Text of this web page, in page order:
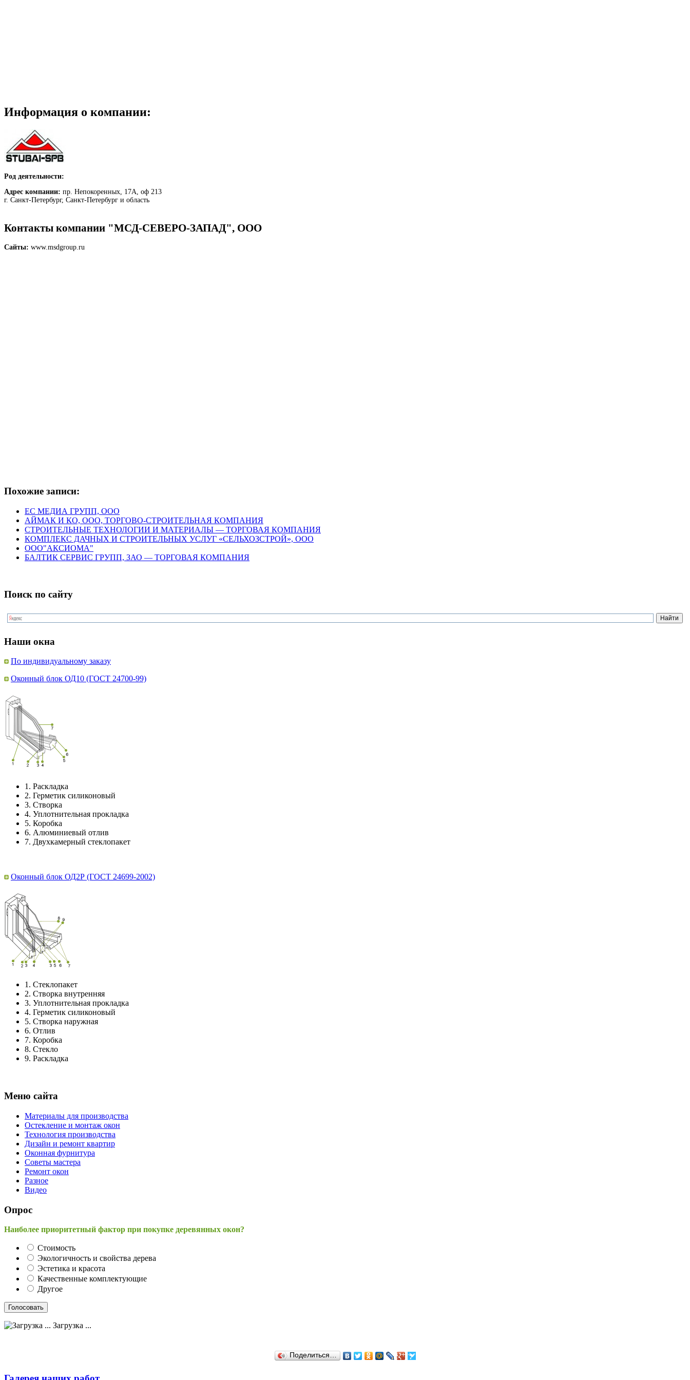
Информация о компании:
Род деятельности:
Адрес компании: пр. Непокоренных, 17А, оф 213
г. Санкт-Петербург, Санкт-Петербург и область
Контакты компании "МСД-СЕВЕРО-ЗАПАД", ООО
Сайты: www.msdgroup.ru
Похожие записи:
ЕС МЕДИА ГРУПП, ООО
АЙМАК И КО, ООО, ТОРГОВО-СТРОИТЕЛЬНАЯ КОМПАНИЯ
СТРОИТЕЛЬНЫЕ ТЕХНОЛОГИИ И МАТЕРИАЛЫ — ТОРГОВАЯ КОМПАНИЯ
КОМПЛЕКС ДАЧНЫХ И СТРОИТЕЛЬНЫХ УСЛУГ «СЕЛЬХОЗСТРОЙ», ООО
ООО"АКСИОМА"
БАЛТИК СЕРВИС ГРУПП, ЗАО — ТОРГОВАЯ КОМПАНИЯ
Поиск по сайту
Наши окна
По индивидуальному заказу
Оконный блок ОД10 (ГОСТ 24700-99)
1. Раскладка
2. Герметик силиконовый
3. Створка
4. Уплотнительная прокладка
5. Коробка
6. Алюминиевый отлив
7. Двухкамерный стеклопакет
Оконный блок ОД2Р (ГОСТ 24699-2002)
1. Стеклопакет
2. Створка внутренняя
3. Уплотнительная прокладка
4. Герметик силиконовый
5. Створка наружная
6. Отлив
7. Коробка
8. Стекло
9. Раскладка
Меню сайта
Материалы для производства
Остекление и монтаж окон
Технология производства
Дизайн и ремонт квартир
Оконная фурнитура
Советы мастера
Ремонт окон
Разное
Видео
Опрос
Наиболее приоритетный фактор при покупке деревянных окон?
Стоимость
Экологичность и свойства дерева
Эстетика и красота
Качественные комплектующие
Другое
Загрузка ...
Поделиться…